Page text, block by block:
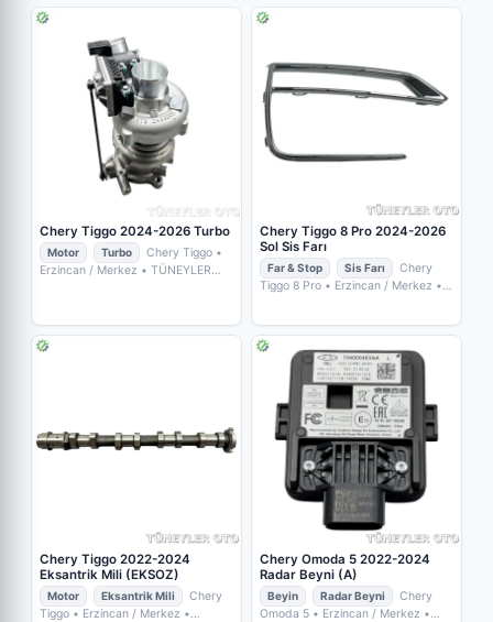
Chery Tiggo 2024-2026 Turbo
Motor Turbo Chery Tiggo •
Erzincan / Merkez • TÜNEYLER
Chery Tiggo 8 Pro 2024-2026
Sol Sis Farı
Far & Stop Sis Farı
Chery
Tiggo 8 Pro • Erzincan / Merkez •
Chery Tiggo 2022-2024
Eksantrik Mili (EKSOZ)
Motor Eksantrik Mili
Chery
Tiggo • Erzincan / Merkez •
Chery Omoda 5 2022-2024
Radar Beyni (A)
Beyin Radar Beyni
Chery
Omoda 5 • Erzincan / Merkez •